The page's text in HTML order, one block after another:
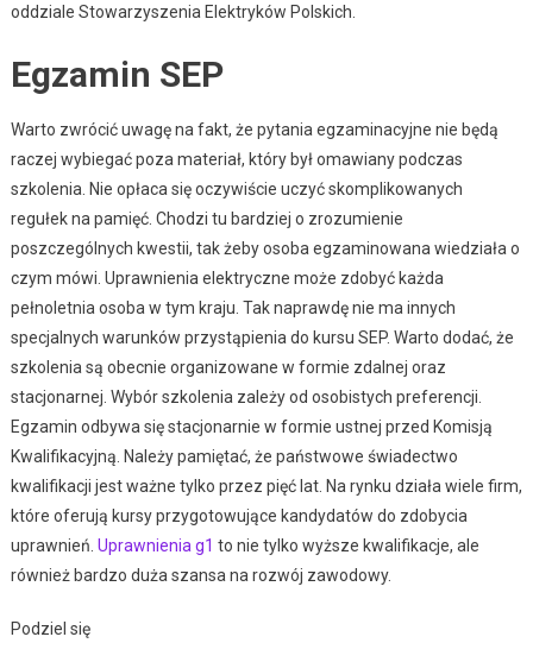
oddziale Stowarzyszenia Elektryków Polskich.
Egzamin SEP
Warto zwrócić uwagę na fakt, że pytania egzaminacyjne nie będą
raczej wybiegać poza materiał, który był omawiany podczas
szkolenia. Nie opłaca się oczywiście uczyć skomplikowanych
regułek na pamięć. Chodzi tu bardziej o zrozumienie
poszczególnych kwestii, tak żeby osoba egzaminowana wiedziała o
czym mówi. Uprawnienia elektryczne może zdobyć każda
pełnoletnia osoba w tym kraju. Tak naprawdę nie ma innych
specjalnych warunków przystąpienia do kursu SEP. Warto dodać, że
szkolenia są obecnie organizowane w formie zdalnej oraz
stacjonarnej. Wybór szkolenia zależy od osobistych preferencji.
Egzamin odbywa się stacjonarnie w formie ustnej przed Komisją
Kwalifikacyjną. Należy pamiętać, że państwowe świadectwo
kwalifikacji jest ważne tylko przez pięć lat. Na rynku działa wiele firm,
które oferują kursy przygotowujące kandydatów do zdobycia
uprawnień. Uprawnienia g1 to nie tylko wyższe kwalifikacje, ale
również bardzo duża szansa na rozwój zawodowy.
Podziel się